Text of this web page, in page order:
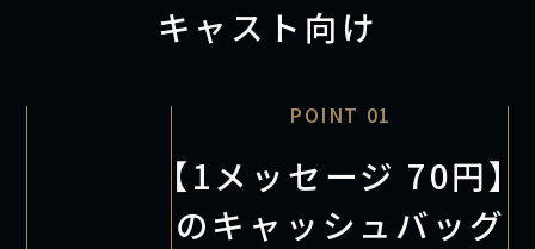
キャスト向け
POINT 01
【1メッセージ 70円】
のキャッシュバッグ